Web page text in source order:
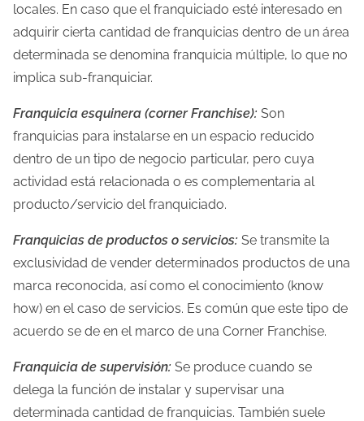
locales. En caso que el franquiciado esté interesado en
adquirir cierta cantidad de franquicias dentro de un área
determinada se denomina franquicia múltiple, lo que no
implica sub-franquiciar.
Franquicia esquinera (corner Franchise): Son
franquicias para instalarse en un espacio reducido
dentro de un tipo de negocio particular, pero cuya
actividad está relacionada o es complementaria al
producto/servicio del franquiciado.
Franquicias de productos o servicios: Se transmite la
exclusividad de vender determinados productos de una
marca reconocida, así como el conocimiento (know
how) en el caso de servicios. Es común que este tipo de
acuerdo se de en el marco de una Corner Franchise.
Franquicia de supervisión: Se produce cuando se
delega la función de instalar y supervisar una
determinada cantidad de franquicias. También suele